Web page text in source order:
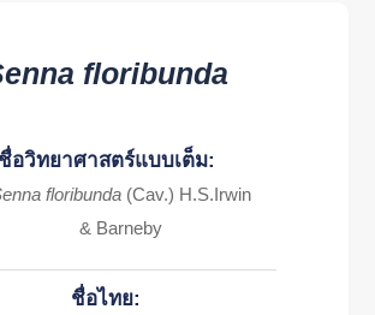
floribunda
ชื่อวิทยาศาสตร์แบบเต็ม:
floribunda (Cav.) H.S.Irwin
& Barneby
ชื่อไทย: